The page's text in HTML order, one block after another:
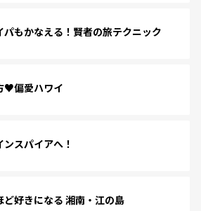
パもかなえる！賢者の旅テクニック
♥偏愛ハワイ
スパイアへ！
ど好きになる 湘南・江の島